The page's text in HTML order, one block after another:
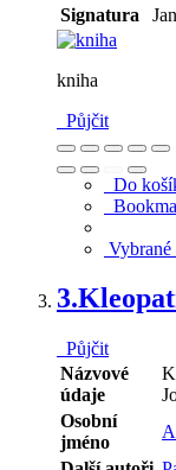
Signatura
kniha
Půjčit
Do
3.
Půjčit
Názvové
údaje
Osobní
jméno